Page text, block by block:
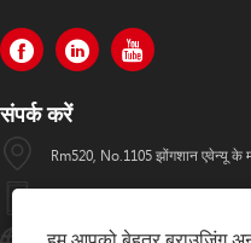
संपर्क करें
Rm520, No.1105 झोंगशान एवेन्यू के